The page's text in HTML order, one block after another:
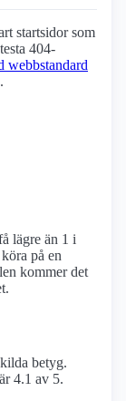
startsidor som
404-
webbstandard
lägre än 1 i
på en
kommer det
betyg.
4.1 av 5.